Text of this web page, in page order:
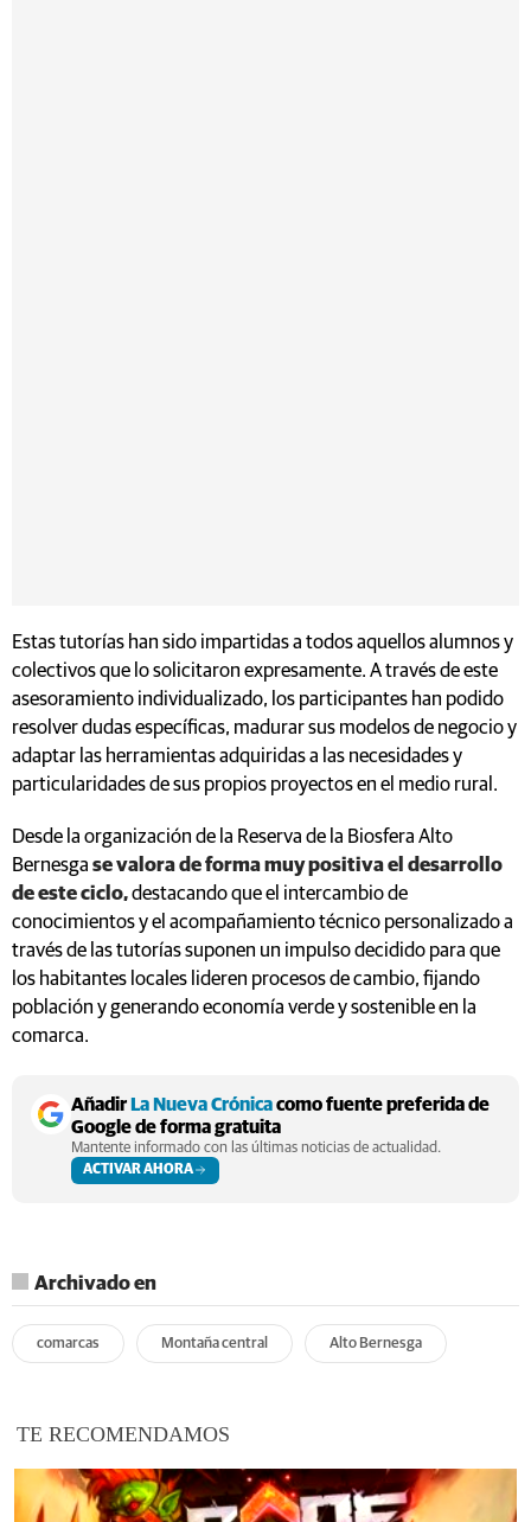
Estas tutorías han sido impartidas a todos aquellos alumnos y
colectivos que lo solicitaron expresamente. A través de este
asesoramiento individualizado, los participantes han podido
resolver dudas específicas, madurar sus modelos de negocio y
adaptar las herramientas adquiridas a las necesidades y
particularidades de sus propios proyectos en el medio rural.
Desde la organización de la Reserva de la Biosfera Alto
Bernesga se valora de forma muy positiva el desarrollo
de este ciclo,destacando que el intercambio de
conocimientos y el acompañamiento técnico personalizado a
través de las tutorías suponen un impulso decidido para que
los habitantes locales lideren procesos de cambio, fijando
población y generando economía verde y sostenible en la
comarca.
Añadir La Nueva Crónicacomo fuente preferida de
Google de forma gratuita
Mantente informado con las últimas noticias de actualidad.
ACTIVAR AHORA
Archivado en
comarcas Montaña central Alto Bernesga
TE RECOMENDAMOS